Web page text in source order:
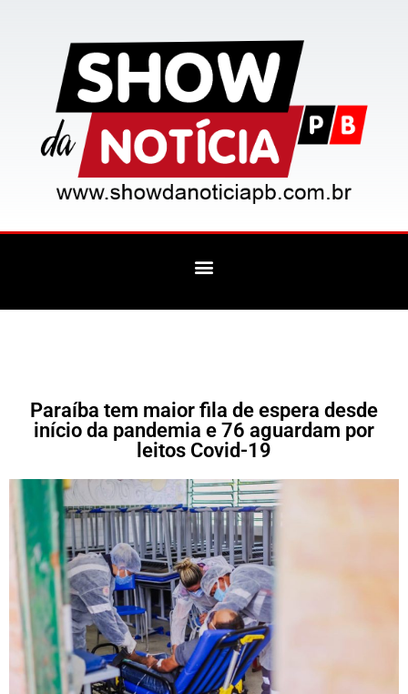
Paraíba tem maior fila de espera desde
início da pandemia e 76 aguardam por
leitos Covid-19